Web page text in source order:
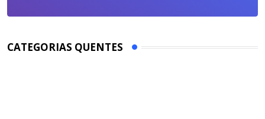
CATEGORIAS QUENTES